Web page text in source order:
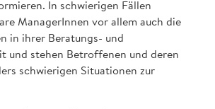
In schwierigen Fällen
ManagerInnen vor allem auch die
in ihrer Beratungs- und
und stehen Betroffenen und deren
schwierigen Situationen zur